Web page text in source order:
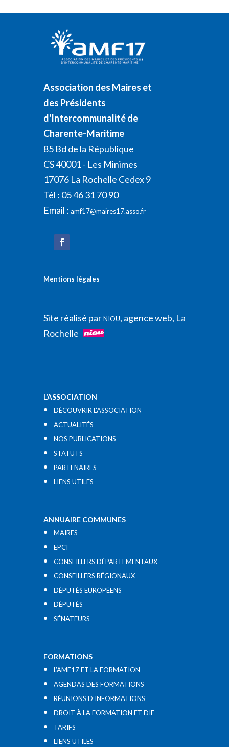
Association des Maires et
des Présidents
d'Intercommunalité de
Charente-Maritime
85 Bd de la République
CS 40001 - Les Minimes
17076 La Rochelle Cedex 9
Tél : 05 46 31 70 90
Email : amf17@maires17.asso.fr
Mentions légales
Site réalisé parNIOU, agence web, La
Rochelle
L’ASSOCIATION
DÉCOUVRIR L’ASSOCIATION
ACTUALITÉS
NOS PUBLICATIONS
STATUTS
PARTENAIRES
LIENS UTILES​
ANNUAIRE COMMUNES
MAIRES
EPCI
CONSEILLERS DÉPARTEMENTAUX
CONSEILLERS RÉGIONAUX
DÉPUTÉS EUROPÉENS
DÉPUTÉS
SÉNATEURS
FORMATIONS
L’AMF17 ET LA FORMATION
AGENDAS DES FORMATIONS
RÉUNIONS D’INFORMATIONS
DROIT À LA FORMATION ET DIF
TARIFS
LIENS UTILES​